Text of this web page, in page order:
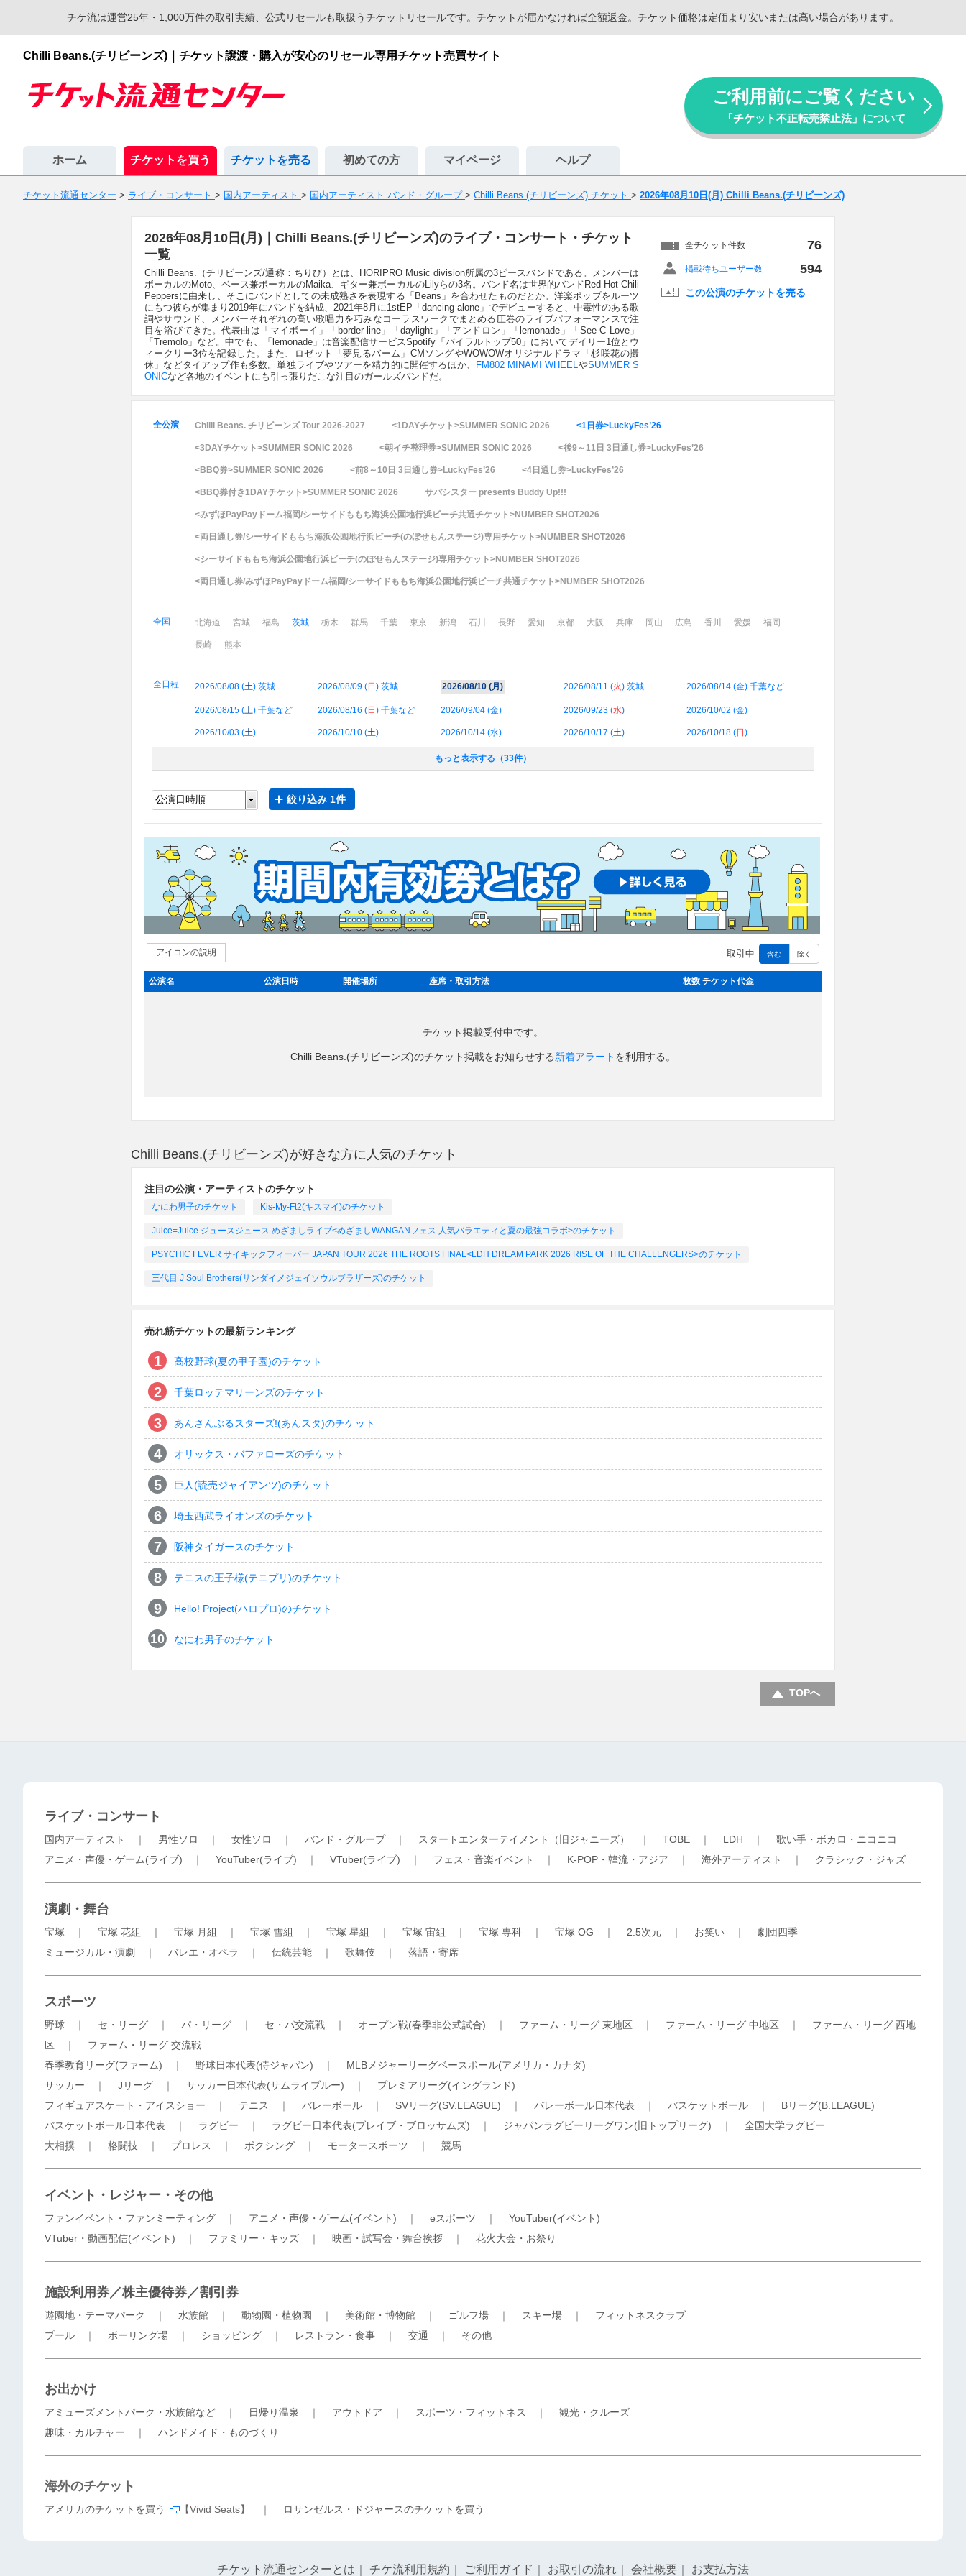
チケ流は運営25年・1,000万件の取引実績、公式リセールも取扱うチケットリセールです。チケットが届かなければ全額返金。チケット価格は定価より安いまたは高い場合があります。
Chilli Beans.(チリビーンズ)｜チケット譲渡・購入が安心のリセール専用チケット売買サイト
ご利用前にご覧ください
「チケット不正転売禁止法」について
ホーム チケットを買う チケットを売る 初めての方 マイページ ヘルプ
チケット流通センター > ライブ・コンサート > 国内アーティスト > 国内アーティスト バンド・グループ > Chilli Beans.(チリビーンズ) チケット > 2026年08月10日(月) Chilli Beans.(チリビーンズ)
2026年08月10日(月)｜Chilli Beans.(チリビーンズ)のライブ・コンサート・チケット
一覧
Chilli Beans.（チリビーンズ/通称：ちりび）とは、HORIPRO Music division所属の3ピースバンドである。メンバーは
ボーカルのMoto、ベース兼ボーカルのMaika、ギター兼ボーカルのLilyらの3名。バンド名は世界的バンドRed Hot Chili
Peppersに由来し、そこにバンドとしての未成熟さを表現する「Beans」を合わせたものだとか。洋楽ポップをルーツ
にもつ彼らが集まり2019年にバンドを結成、2021年8月に1stEP「dancing alone」でデビューすると、中毒性のある歌
詞やサウンド、メンバーそれぞれの高い歌唱力を巧みなコーラスワークでまとめる圧巻のライブパフォーマンスで注
目を浴びてきた。代表曲は「マイボーイ」「border line」「daylight」「アンドロン」「lemonade」「See C Love」
「Tremolo」など。中でも、「lemonade」は音楽配信サービスSpotify「バイラルトップ50」においてデイリー1位とウ
ィークリー3位を記録した。また、ロゼット「夢見るバーム」CMソングやWOWOWオリジナルドラマ「杉咲花の撮
休」などタイアップ作も多数。単独ライブやツアーを精力的に開催するほか、
FM802 MINAMI WHEELやSUMMER S
ONICなど各地のイベントにも引っ張りだこな注目のガールズバンドだ。
全チケット件数 76
掲載待ちユーザー数 594
この公演のチケットを売る
全公演 Chilli Beans. チリビーンズ Tour 2026-2027 <1DAYチケット>SUMMER SONIC 2026 <1日券>LuckyFes’26
<3DAYチケット>SUMMER SONIC 2026 <朝イチ整理券>SUMMER SONIC 2026 <後9～11日 3日通し券>LuckyFes’26
<BBQ券>SUMMER SONIC 2026 <前8～10日 3日通し券>LuckyFes’26 <4日通し券>LuckyFes’26
<BBQ券付き1DAYチケット>SUMMER SONIC 2026 サバシスター presents Buddy Up!!!
<みずほPayPayドーム福岡/シーサイドももち海浜公園地行浜ビーチ共通チケット>NUMBER SHOT2026
<両日通し券/シーサイドももち海浜公園地行浜ビーチ(のぼせもんステージ)専用チケット>NUMBER SHOT2026
<シーサイドももち海浜公園地行浜ビーチ(のぼせもんステージ)専用チケット>NUMBER SHOT2026
<両日通し券/みずほPayPayドーム福岡/シーサイドももち海浜公園地行浜ビーチ共通チケット>NUMBER SHOT2026
全国 北海道 宮城 福島 茨城 栃木 群馬 千葉 東京 新潟 石川 長野 愛知 京都 大阪 兵庫 岡山 広島 香川 愛媛 福岡
長崎 熊本
全日程 2026/08/08 (土) 茨城 2026/08/09 (日 ) 茨城 2026/08/10 (月 ) 2026/08/11 (火) 茨城 2026/08/14 (金) 千葉など
2026/08/15 (土) 千葉など 2026/08/16 (日 ) 千葉など 2026/09/04 (金) 2026/09/23 (水) 2026/10/02 (金)
2026/10/03 (土) 2026/10/10 (土) 2026/10/14 (水) 2026/10/17 (土) 2026/10/18 (日 )
もっと表示する（33件）
絞り込み 1件
アイコンの説明 取引中 含む 除く
公演名 公演日時 開催場所 座席・取引方法 枚数 チケット代金
チケット掲載受付中です。
Chilli Beans.(チリビーンズ)のチケット掲載をお知らせする新着アラート を利用する。
Chilli Beans.(チリビーンズ)が好きな方に人気のチケット
注目の公演・アーティストのチケット
なにわ男子のチケット Kis-My-Ft2(キスマイ)のチケット
Juice=Juice ジュースジュース めざましライブ<めざましWANGANフェス 人気バラエティと夏の最強コラボ>のチケット
PSYCHIC FEVER サイキックフィーバー JAPAN TOUR 2026 THE ROOTS FINAL<LDH DREAM PARK 2026 RISE OF THE CHALLENGERS>のチケット
三代目 J Soul Brothers(サンダイメジェイソウルブラザーズ)のチケット
売れ筋チケットの最新ランキング
高校野球(夏の甲子園)のチケット
千葉ロッテマリーンズのチケット
あんさんぶるスターズ!(あんスタ)のチケット
オリックス・バファローズのチケット
巨人(読売ジャイアンツ)のチケット
埼玉西武ライオンズのチケット
阪神タイガースのチケット
テニスの王子様(テニプリ)のチケット
Hello! Project(ハロプロ)のチケット
なにわ男子のチケット
TOPへ
ライブ・コンサート
国内アーティスト ｜ 男性ソロ ｜ 女性ソロ ｜ バンド・グループ｜ スタートエンターテイメント（旧ジャニーズ） ｜ TOBE ｜ LDH ｜ 歌い手・ボカロ・ニコニコ
アニメ・声優・ゲーム(ライブ) ｜ YouTuber(ライブ) ｜ VTuber(ライブ) ｜ フェス・音楽イベント ｜ K-POP・韓流・アジア ｜ 海外アーティスト ｜ クラシック・ジャズ
演劇・舞台
宝塚 ｜ 宝塚 花組 ｜ 宝塚 月組 ｜ 宝塚 雪組 ｜ 宝塚 星組 ｜ 宝塚 宙組 ｜ 宝塚 専科 ｜ 宝塚 OG ｜ 2.5次元 ｜ お笑い ｜ 劇団四季
ミュージカル・演劇
｜ バレエ・オペラ ｜ 伝統芸能 ｜ 歌舞伎 ｜ 落語・寄席
スポーツ
野球 ｜ セ・リーグ ｜ パ・リーグ ｜ セ・パ交流戦 ｜ オープン戦(春季非公式試合) ｜ ファーム・リーグ 東地区 ｜ ファーム・リーグ 中地区 ｜ ファーム・リーグ 西地
区 ｜ ファーム・リーグ 交流戦
春季教育リーグ(ファーム) ｜ 野球日本代表(侍ジャパン) ｜ MLBメジャーリーグベースボール(アメリカ・カナダ)
サッカー ｜ Jリーグ ｜ サッカー日本代表(サムライブルー) ｜ プレミアリーグ(イングランド)
フィギュアスケート・アイスショー ｜ テニス ｜ バレーボール ｜ SVリーグ(SV.LEAGUE) ｜ バレーボール日本代表 ｜ バスケットボール ｜ Bリーグ(B.LEAGUE)
バスケットボール日本代表 ｜ ラグビー ｜ ラグビー日本代表(ブレイブ・ブロッサムズ) ｜ ジャパンラグビーリーグワン(旧トップリーグ) ｜ 全国大学ラグビー
大相撲 ｜ 格闘技 ｜ プロレス ｜ ボクシング ｜ モータースポーツ ｜ 競馬
イベント・レジャー・その他
ファンイベント・ファンミーティング ｜ アニメ・声優・ゲーム(イベント) ｜ eスポーツ ｜ YouTuber(イベント)
VTuber・動画配信(イベント) ｜ ファミリー・キッズ ｜ 映画・試写会・舞台挨拶 ｜ 花火大会・お祭り
施設利用券／株主優待券／割引券
遊園地・テーマパーク ｜ 水族館 ｜ 動物園・植物園 ｜ 美術館・博物館 ｜ ゴルフ場 ｜ スキー場 ｜ フィットネスクラブ
プール ｜ ボーリング場 ｜ ショッピング ｜ レストラン・食事 ｜ 交通 ｜ その他
お出かけ
アミューズメントパーク・水族館など ｜ 日帰り温泉 ｜ アウトドア ｜ スポーツ・フィットネス ｜ 観光・クルーズ
趣味・カルチャー ｜ ハンドメイド・ものづくり
海外のチケット
アメリカのチケットを買う 【Vivid Seats】 ｜ ロサンゼルス・ドジャースのチケットを買う
チケット流通センターとは チケ流利用規約 ご利用ガイド お取引の流れ 会社概要 お支払方法